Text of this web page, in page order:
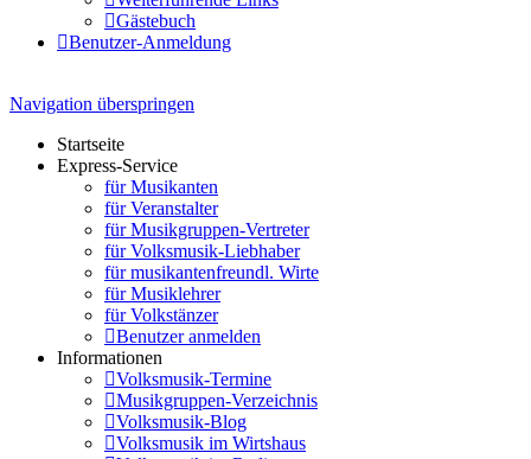
Gästebuch
Benutzer-Anmeldung
Navigation überspringen
Startseite
Express-Service
für Musikanten
für Veranstalter
für Musikgruppen-Vertreter
für Volksmusik-Liebhaber
für musikantenfreundl. Wirte
für Musiklehrer
für Volkstänzer
Benutzer anmelden
Informationen
Volksmusik-Termine
Musikgruppen-Verzeichnis
Volksmusik-Blog
Volksmusik im Wirtshaus